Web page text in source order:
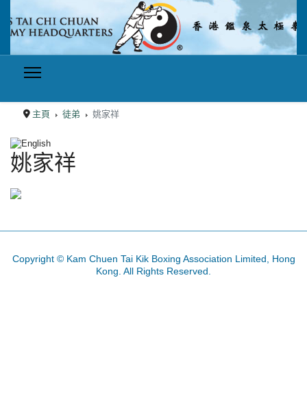
主頁 徒弟 姚家祥
選擇你的語言
姚家祥
Copyright © Kam Chuen Tai Kik Boxing Association Limited, Hong
Kong. All Rights Reserved.